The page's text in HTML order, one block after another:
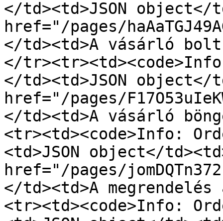
</td><td>JSON object</
href="/pages/
</td><td>A vásárló
</
</td><td>JSON object</
href="/pages/
</td><td>A vásárló
<tr><td><code>Info:
<td>JSON object</
href="/pages/
</td><td>A
<tr><td><code>Info: